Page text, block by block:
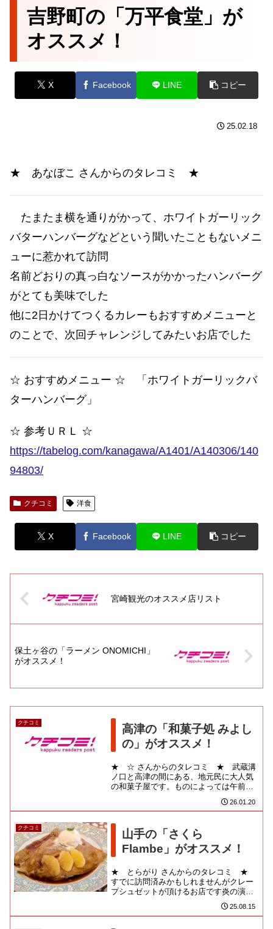
吉野町の「万平食堂」が
オススメ！
X Facebook LINE コピー
25.02.18
★ あなぼこ さんからのタレコミ ★
たまたま横を通りがかって、ホワイトガーリック
バターハンバーグなどという聞いたこともないメニ
ューに惹かれて訪問
名前どおりの真っ白なソースがかかったハンバーグ
がとても美味でした
他に2日かけてつくるカレーもおすすめメニューと
のことで、次回チャレンジしてみたいお店でした
☆ おすすめメニュー ☆ 「ホワイトガーリックバ
ターハンバーグ」
☆ 参考ＵＲＬ ☆
https://tabelog.com/kanagawa/A1401/A140306/140
94803/
クチコミ 洋食
X Facebook LINE コピー
宮崎観光のオススメ店リスト
保土ヶ谷の「ラーメン ONOMICHI」
がオススメ！
クチコミ
高津の「和菓子処 みよし
の」がオススメ！
★ ☆ さんからのタレコミ ★ 武蔵溝
ノ口と高津の間にある、地元民に大人気
の和菓子屋です。ものによっては午前中
26.01.20
クチコミ
山手の「さくら
Flambe」がオススメ！
★ とらがり さんからのタレコミ ★
すでに訪問済みかもしれませんがクレー
プシュゼットが頂けるお店です炎の演出
が楽しめますよ☆ 参考ＵＲＬ ☆
25.08.15